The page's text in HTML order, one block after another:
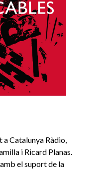
a Catalunya Ràdio,
i Ricard Planas.
el suport de la